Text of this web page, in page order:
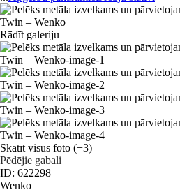
Rādīt galeriju
Skatīt visus foto (+3)
Pēdējie gabali
ID: 622298
Wenko